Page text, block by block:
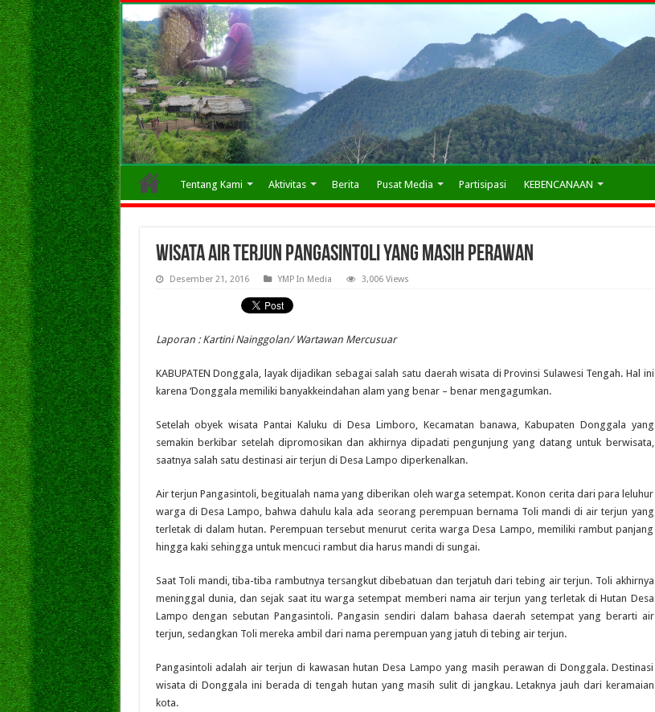
Tentang Kami Aktivitas Berita Pusat Media Partisipasi KEBENCANAAN
Wisata Air Terjun Pangasintoli yang Masih Perawan
Desember 21, 2016 YMP In Media 3,006 Views
Laporan : Kartini Nainggolan/ Wartawan Mercusuar
KABUPATEN Donggala, layak dijadikan sebagai salah satu daerah wisata di Provinsi Sulawesi Tengah. Hal ini
karena ‘Donggala memiliki banyakkeindahan alam yang benar – benar mengagumkan.
Setelah obyek wisata Pantai Kaluku di Desa Limboro, Kecamatan banawa, Kabupaten Donggala yang
semakin berkibar setelah dipromosikan dan akhirnya dipadati pengunjung yang datang untuk berwisata,
saatnya salah satu destinasi air terjun di Desa Lampo diperkenalkan.
Air terjun Pangasintoli, begitualah nama yang diberikan oleh warga setempat. Konon cerita dari para leluhur
warga di Desa Lampo, bahwa dahulu kala ada seorang perempuan bernama Toli mandi di air terjun yang
terletak di dalam hutan. Perempuan tersebut menurut cerita warga Desa Lampo, memiliki rambut panjang
hingga kaki sehingga untuk mencuci rambut dia harus mandi di sungai.
Saat Toli mandi, tiba-tiba rambutnya tersangkut dibebatuan dan terjatuh dari tebing air terjun. Toli akhirnya
meninggal dunia, dan sejak saat itu warga setempat memberi nama air terjun yang terletak di Hutan Desa
Lampo dengan sebutan Pangasintoli. Pangasin sendiri dalam bahasa daerah setempat yang berarti air
terjun, sedangkan Toli mereka ambil dari nama perempuan yang jatuh di tebing air terjun.
Pangasintoli adalah air terjun di kawasan hutan Desa Lampo yang masih perawan di Donggala. Destinasi
wisata di Donggala ini berada di tengah hutan yang masih sulit di jangkau. Letaknya jauh dari keramaian
kota.